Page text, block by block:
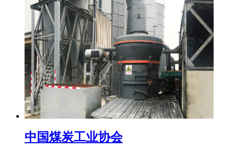
中国煤炭工业协会